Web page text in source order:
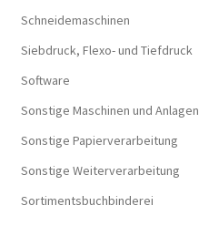
Schneidemaschinen
Siebdruck, Flexo- und Tiefdruck
Software
Sonstige Maschinen und Anlagen
Sonstige Papierverarbeitung
Sonstige Weiterverarbeitung
Sortimentsbuchbinderei